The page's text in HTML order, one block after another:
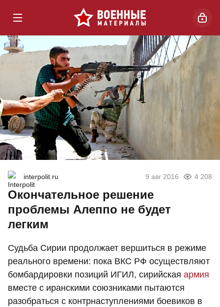
interpolit.ru 9 авг 2016 4 208
Окончательное решение
проблемы Алеппо не будет
легким
Судьба Сирии продолжает вершиться в режиме
реального времени: пока ВКС РФ осуществляют
бомбардировки позиций ИГИЛ, сирийская армия
вместе с иранскими союзниками пытаются
разобраться с контрнаступлениями боевиков в